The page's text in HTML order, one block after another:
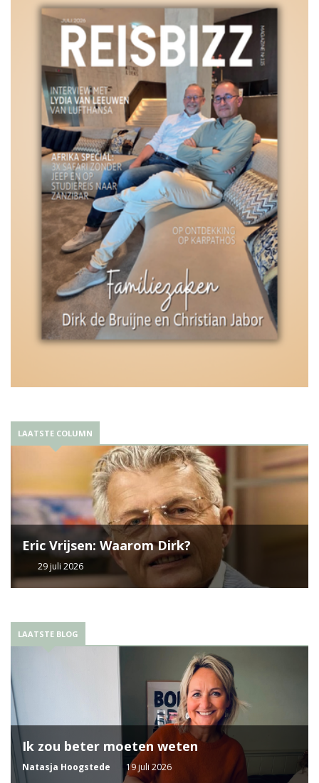
LAATSTE COLUMN
Eric Vrijsen: Waarom Dirk?
29 juli 2026
LAATSTE BLOG
Ik zou beter moeten weten
Natasja Hoogstede 19 juli 2026